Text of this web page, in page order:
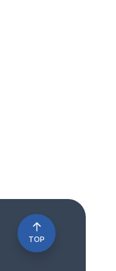
TOP